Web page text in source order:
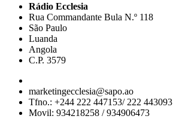
Rádio Ecclesia
Rua Commandante Bula N.º 118
São Paulo
Luanda
Angola
C.P. 3579
marketingecclesia@sapo.ao
Tfno.: +244 222 447153/ 222 443093
Movil: 934218258 / 934906473